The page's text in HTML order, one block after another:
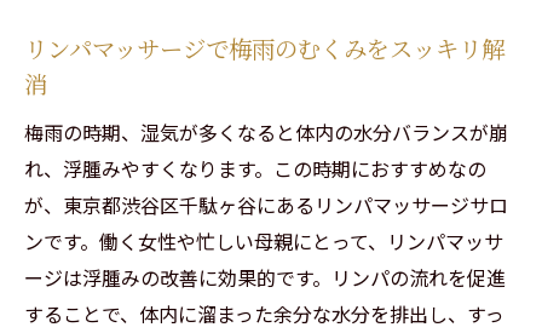
すすめサロン
口コミで評判の高いリンパマッサージ
男性セラピストのテクニックを体感
疲れを取るためのサロン活用法
プライベートな空間での施術の利点
リンパマッサージで梅雨のむくみをスッキリ解
消
梅雨の時期、湿気が多くなると体内の水分バランスが崩
れ、浮腫みやすくなります。この時期におすすめなの
が、東京都渋谷区千駄ヶ谷にあるリンパマッサージサロ
ンです。働く女性や忙しい母親にとって、リンパマッサ
ージは浮腫みの改善に効果的です。リンパの流れを促進
することで、体内に溜まった余分な水分を排出し、すっ